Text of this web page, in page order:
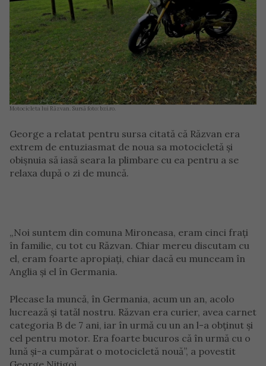
Motocicleta lui Răzvan. Sursă foto: bzi.ro.
George a relatat pentru sursa citată că Răzvan era
extrem de entuziasmat de noua sa motocicletă și
obișnuia să iasă seara la plimbare cu ea pentru a se
relaxa după o zi de muncă.
„Noi suntem din comuna Mironeasa, eram cinci frați
în familie, cu tot cu Răzvan. Chiar mereu discutam cu
el, eram foarte apropiați, chiar dacă eu munceam în
Anglia și el în Germania.
Plecase la muncă, în Germania, acum un an, acolo
lucrează și tatăl nostru. Răzvan era curier, avea carnet
categoria B de 7 ani, iar în urmă cu un an l-a obținut și
cel pentru motor. Era foarte bucuros că în urmă cu o
lună și-a cumpărat o motocicletă nouă”, a povestit